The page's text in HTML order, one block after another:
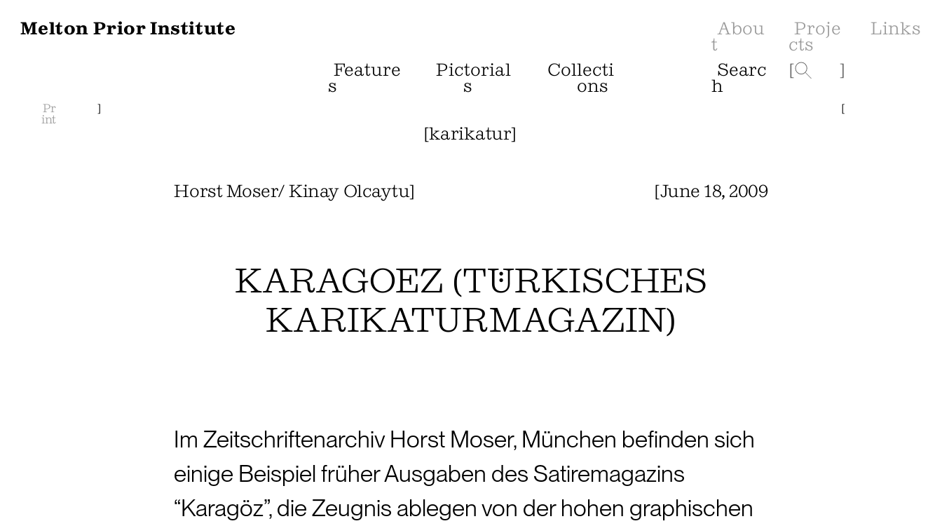
Melton Prior Institute Abou
t
Proje
cts
Links
Feature
s
Pictorial
s
Collecti
ons
Searc
h
[ ]
Pr
int
] [
[karikatur]
Horst Moser/ Kinay Olcaytu] [June 18, 2009
KARAGOEZ (TÜRKISCHES
KARIKATURMAGAZIN)
Im Zeitschriftenarchiv Horst Moser, München befinden sich
einige Beispiel früher Ausgaben des Satiremagazins
“Karagöz”, die Zeugnis ablegen von der hohen graphischen